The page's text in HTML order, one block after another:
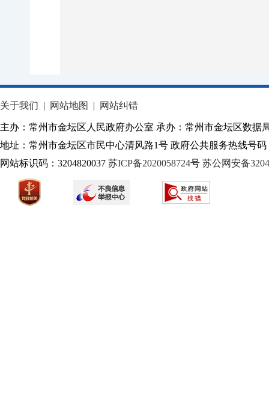
关于我们 | 网站地图 | 网站纠错
主办：常州市金坛区人民政府办公室 承办：常州市金坛区数据
地址：常州市金坛区市民中心清风路1号 政府公共服务热线号码
网站标识码：3204820037 苏ICP备2020058724号 苏公网安备